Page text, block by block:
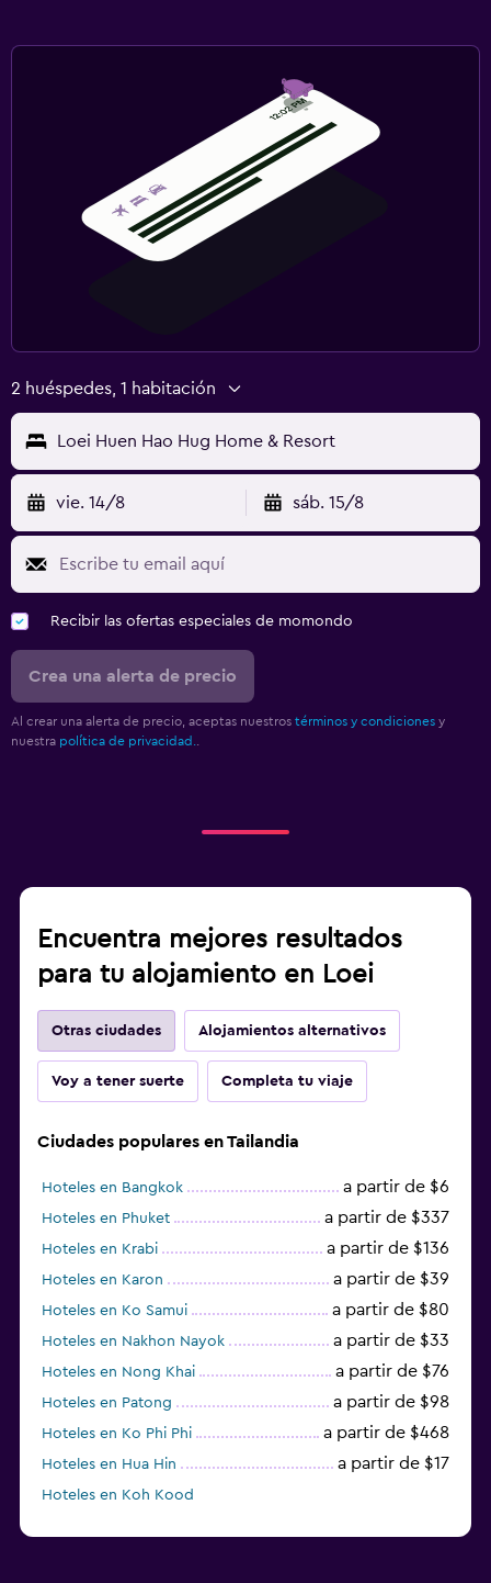
2 huéspedes, 1 habitación
Loei Huen Hao Hug Home & Resort
vie. 14/8 sáb. 15/8
Recibir las ofertas especiales de momondo
Crea una alerta de precio
Al crear una alerta de precio, aceptas nuestros términos y condiciones y
nuestra política de privacidad.
Encuentra mejores resultados
para tu alojamiento en Loei
Otras ciudades Alojamientos alternativos
Voy a tener suerte Completa tu viaje
Ciudades populares en Tailandia
Hoteles en Bangkok a partir de $6
Hoteles en Phuket a partir de $337
Hoteles en Krabi a partir de $136
Hoteles en Karon a partir de $39
Hoteles en Ko Samui a partir de $80
Hoteles en Nakhon Nayok a partir de $33
Hoteles en Nong Khai a partir de $76
Hoteles en Patong a partir de $98
Hoteles en Ko Phi Phi a partir de $468
Hoteles en Hua Hin a partir de $17
Hoteles en Koh Kood